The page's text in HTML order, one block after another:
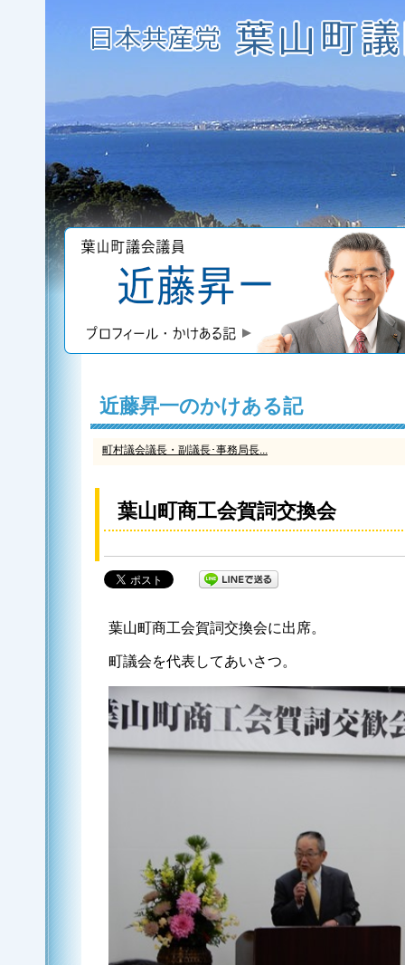
近藤昇一のかけある記
町村議会議長・副議長･事務局長...
葉山町商工会賀詞交換会
葉山町商工会賀詞交換会に出席。
町議会を代表してあいさつ。